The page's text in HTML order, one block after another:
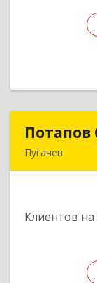
Потапов
Пугачев
Клиентов